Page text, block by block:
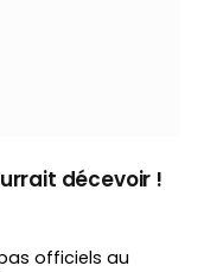
décevoir !
officiels au